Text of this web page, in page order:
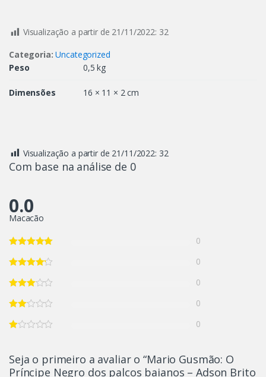
Visualização a partir de 21/11/2022: 32
Categoria:Uncategorized
Peso
0,5 kg
Dimensões 16 × 11 × 2 cm
Visualização a partir de 21/11/2022: 32
Com base na análise de 0
0.0
Macacão
0
0
0
0
0
Seja o primeiro a avaliar o “Mario Gusmão: O
Príncipe Negro dos palcos baianos – Adson Brito